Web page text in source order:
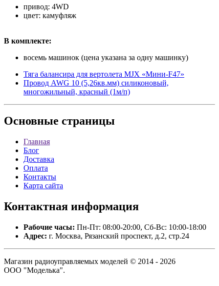
привод: 4WD
цвет: камуфляж
В комплекте:
восемь машинок (цена указана за одну машинку)
Тяга балансира для вертолета MJX «Мини-F47»
Провод AWG 10 (5,26кв.мм) силиконовый,
многожильный, красный (1м/п)
Основные страницы
Главная
Блог
Доставка
Оплата
Контакты
Карта сайта
Контактная информация
Рабочие часы: Пн-Пт: 08:00-20:00, Сб-Вс: 10:00-18:00
Адрес: г. Москва, Рязанский проспект, д.2, стр.24
Магазин радиоуправляемых моделей © 2014 - 2026
ООО "Моделька".